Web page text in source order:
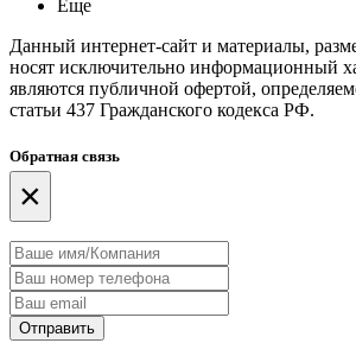
Еще
Данный интернет-сайт и материалы,
носят исключительно информационный
являются публичной офертой,
статьи 437 Гражданского кодекса РФ.
Обратная связь
×
Отправить